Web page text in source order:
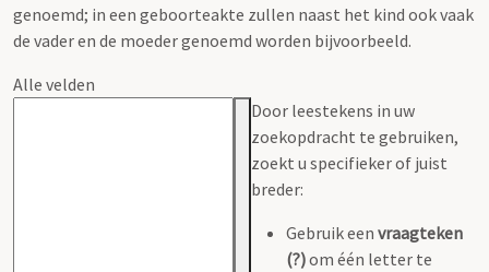
genoemd; in een geboorteakte zullen naast het kind ook vaak
de vader en de moeder genoemd worden bijvoorbeeld.
Alle velden
Door leestekens in uw
zoekopdracht te gebruiken,
zoekt u specifieker of juist
breder:
Gebruik een vraagteken
(?)om één letter te